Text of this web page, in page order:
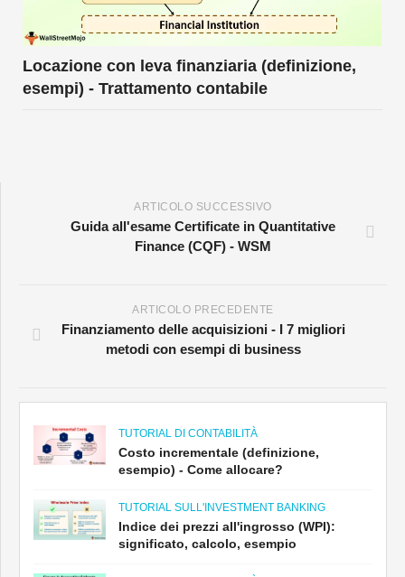
Locazione con leva finanziaria (definizione,
esempi) - Trattamento contabile
ARTICOLO SUCCESSIVO
Guida all'esame Certificate in Quantitative
Finance (CQF) - WSM
ARTICOLO PRECEDENTE
Finanziamento delle acquisizioni - I 7 migliori
metodi con esempi di business
TUTORIAL DI CONTABILITÀ
Costo incrementale (definizione,
esempio) - Come allocare?
TUTORIAL SULL'INVESTMENT BANKING
Indice dei prezzi all'ingrosso (WPI):
significato, calcolo, esempio